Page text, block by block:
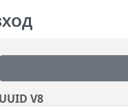
UUID V8